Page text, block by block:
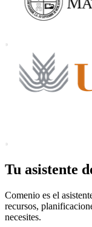
Tu asistente
Comenio es el
recursos,
necesites.